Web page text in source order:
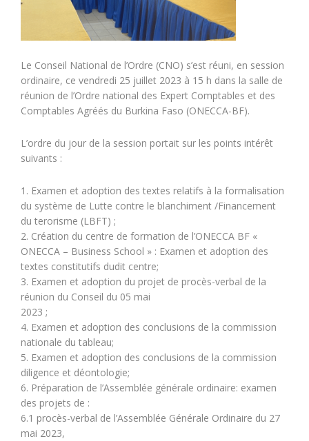
Le Conseil National de l’Ordre (CNO) s’est réuni, en session
ordinaire, ce vendredi 25 juillet 2023 à 15 h dans la salle de
réunion de l’Ordre national des Expert Comptables et des
Comptables Agréés du Burkina Faso (ONECCA-BF).
L’ordre du jour de la session portait sur les points intérêt
suivants :
1. Examen et adoption des textes relatifs à la formalisation
du système de Lutte contre le blanchiment /Financement
du terorisme (LBFT) ;
2. Création du centre de formation de l’ONECCA BF «
ONECCA – Business School » : Examen et adoption des
textes constitutifs dudit centre;
3. Examen et adoption du projet de procès-verbal de la
réunion du Conseil du 05 mai
2023 ;
4. Examen et adoption des conclusions de la commission
nationale du tableau;
5. Examen et adoption des conclusions de la commission
diligence et déontologie;
6. Préparation de l’Assemblée générale ordinaire: examen
des projets de :
6.1 procès-verbal de l’Assemblée Générale Ordinaire du 27
mai 2023,